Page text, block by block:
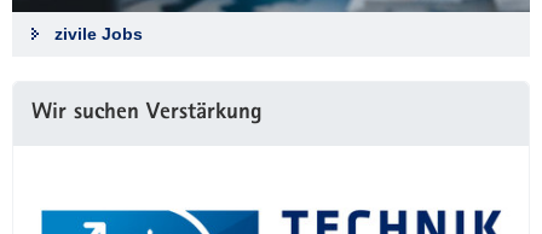
zivile Jobs
Wir suchen Verstärkung